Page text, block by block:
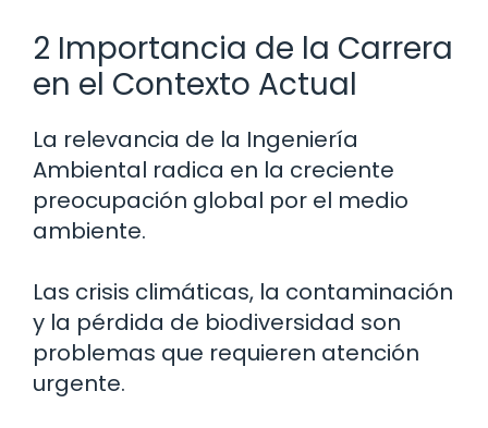
2 Importancia de la Carrera
en el Contexto Actual
La relevancia de la Ingeniería
Ambiental radica en la creciente
preocupación global por el medio
ambiente.
Las crisis climáticas, la contaminación
y la pérdida de biodiversidad son
problemas que requieren atención
urgente.